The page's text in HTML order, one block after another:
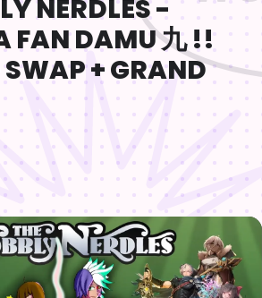
NERDLES -
FAN DAMU 九 !!
+ GRAND